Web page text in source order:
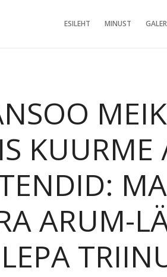
ESILEHT MINUST
KUURME
ARUM-